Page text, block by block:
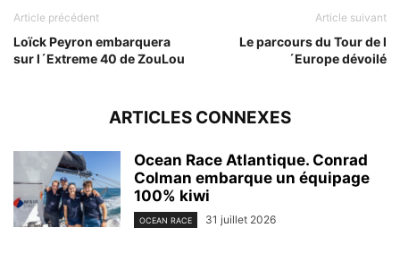
Article précédent
Loïck Peyron embarquera
sur l´Extreme 40 de ZouLou
Article suivant
Le parcours du Tour de l
´Europe dévoilé
ARTICLES CONNEXES
Ocean Race Atlantique. Conrad
Colman embarque un équipage
100% kiwi
OCEAN RACE 31 juillet 2026